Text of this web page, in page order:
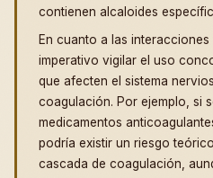
contienen alcaloides
En cuanto a las
imperativo vigilar el uso
que afecten el sistema
coagulación. Por ejemplo, si
medicamentos
podría existir un riesgo
cascada de coagulación,